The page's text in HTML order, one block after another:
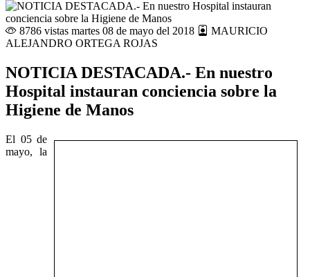
8786 vistas martes 08 de mayo del 2018
MAURICIO
ALEJANDRO ORTEGA ROJAS
NOTICIA DESTACADA.- En nuestro
Hospital instauran conciencia sobre la
Higiene de Manos
El 05 de
mayo, la